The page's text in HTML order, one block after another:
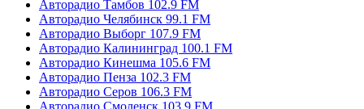
Авторадио Тамбов 102.9 FM
Авторадио Челябинск 99.1 FM
Авторадио Выборг 107.9 FM
Авторадио Калининград 100.1 FM
Авторадио Кинешма 105.6 FM
Авторадио Пенза 102.3 FM
Авторадио Серов 106.3 FM
Авторадио Смоленск 103.9 FM